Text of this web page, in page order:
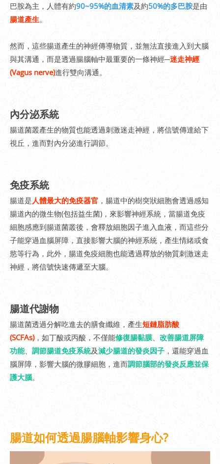
巴胺為主，人體有約90~95%的血清素及約50%的多巴胺是由
腸道產生。
然而，這些腸道產生的神經傳導物質，並無法直接進入到大腦
與其溝通，而是透過腸腦軸中最重要的一條神經─迷走神經
(Vagus nerve)進行雙向溝通。
內分泌系統
腸道菌叢產生的物質也能透過刺激迷走神經，將信號傳達給下
視丘，進而對內分泌進行調節。
免疫系統
腸道是人體最大的免疫器官 ，腸道中的樹突狀細胞會透過感知
腸道內的微生物(包括益生菌)，來影響神經系統，當腸道免疫
細胞感應到腸道菌叢後，會釋放細胞因子進入血液，而這些分
子能穿過血腦屏障，直接影響大腦的神經系統，產生情緒或食
慾等行為，此外，腸道免疫細胞也能透過釋放的物質刺激迷走
神經，將信號快速傳遞至大腦。
腸道代謝物
腸道菌透過分解吃進去的膳食纖維，產生短鏈脂肪酸
(SCFAs)，如丁酸或丙酸，不僅能修復腸黏膜、 改善腸道屏障
功能、 調節腸道免疫系統及減少腸道的發炎因子 ，還能穿過血
腦屏障，影響大腦的微膠細胞，進而調節腦部的發炎反應並保
護大腦。
腸道如何透過腸腦軸影響身心?